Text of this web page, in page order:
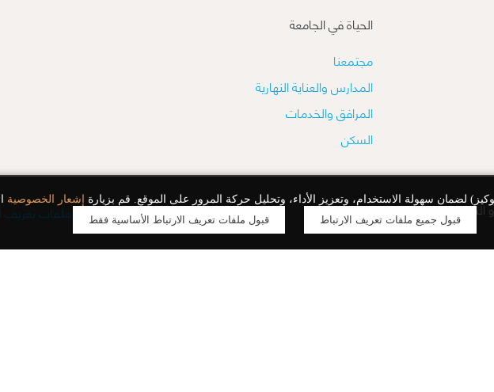
لضمان سهولة الاستخدام، وتعزيز الأداء، وتحليل حركة المرور على الموقع. قم بزيارة إشعار الخصوصية
قبول جميع ملفات تعريف الارتباط
قبول ملفات تعريف الارتباط الأساسية فقط
الحياة في الجامعة
مجتمعنا
المدارس والعناية النهارية
المرافق والخدمات
السكن
شروط الاستخدام سياسة الخصوصية ملفات تعريف